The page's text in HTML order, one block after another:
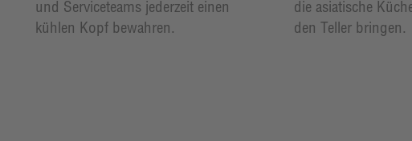
und Serviceteams jederzeit einen
kühlen Kopf bewahren.
die asiatische
den Teller bringen.